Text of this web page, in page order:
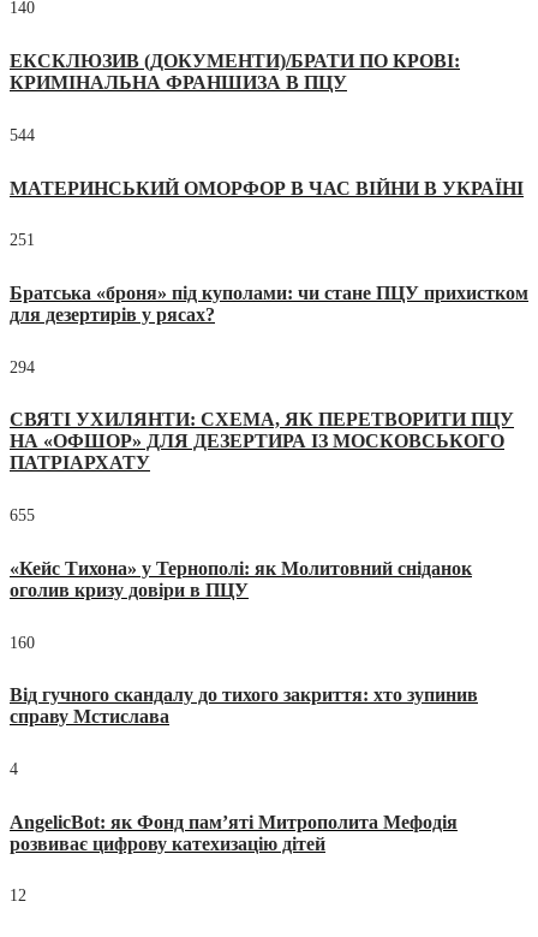
140
ЕКСКЛЮЗИВ (ДОКУМЕНТИ)/БРАТИ ПО КРОВІ:
КРИМІНАЛЬНА ФРАНШИЗА В ПЦУ
544
МАТЕРИНСЬКИЙ ОМОРФОР В ЧАС ВІЙНИ В УКРАЇНІ
251
Братська «броня» під куполами: чи стане ПЦУ прихистком
для дезертирів у рясах?
294
СВЯТІ УХИЛЯНТИ: СХЕМА, ЯК ПЕРЕТВОРИТИ ПЦУ
НА «ОФШОР» ДЛЯ ДЕЗЕРТИРА ІЗ МОСКОВСЬКОГО
ПАТРІАРХАТУ
655
«Кейс Тихона» у Тернополі: як Молитовний сніданок
оголив кризу довіри в ПЦУ
160
Від гучного скандалу до тихого закриття: хто зупинив
справу Мстислава
4
AngelicBot: як Фонд пам’яті Митрополита Мефодія
розвиває цифрову катехизацію дітей
12